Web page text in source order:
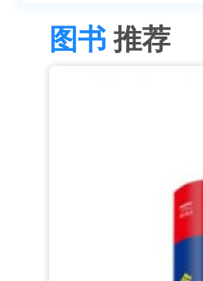
图书推荐